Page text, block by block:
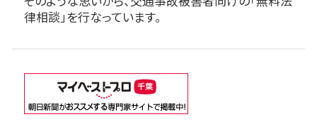
律相談」を行なっています。